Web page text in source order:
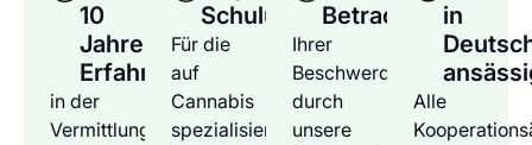
10
Jahre
Erfahrung
in der
Vermittlung
Schulungen
Für die
auf
Cannabis
spezialisierten
Betrachtung
Ihrer
Beschwerden
durch
unsere
in
Alle